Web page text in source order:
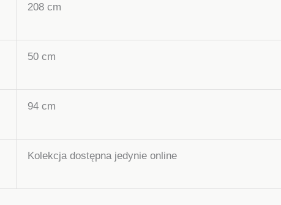
208 cm
50 cm
94 cm
Kolekcja dostępna jedynie online